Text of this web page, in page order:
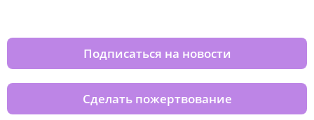
Подписаться на новости
Сделать пожертвование